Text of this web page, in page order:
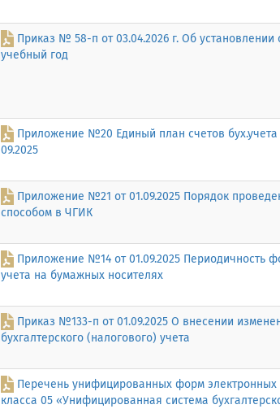
Приказ № 58-п от 03.04.2026 г. Об установлении
учебный год
Приложение №20 Единый план счетов бух.учета
09.2025
Приложение №21 от 01.09.2025 Порядок
способом в ЧГИК
Приложение №14 от 01.09.2025 Периодичность
учета на бумажных носителях
Приказ №133-п от 01.09.2025 О внесении
бухгалтерского (налогового) учета
Перечень унифицированных форм электронных
класса 05 «Унифицированная система